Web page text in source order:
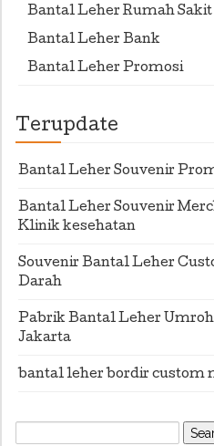
Bantal Leher Rumah Sakit
Bantal Leher Bank
Bantal Leher Promosi
Terupdate
Bantal Leher Souvenir
Bantal Leher Souvenir
Klinik kesehatan
Souvenir Bantal Leher
Darah
Pabrik Bantal Leher
Jakarta
bantal leher bordir custom
Search